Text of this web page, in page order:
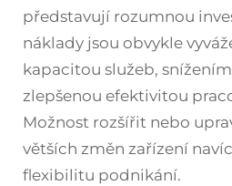
představují rozumnou
náklady jsou obvykle
kapacitou služeb,
zlepšenou efektivitou
Možnost rozšířit nebo
větších změn zařízení
flexibilitu podnikání.